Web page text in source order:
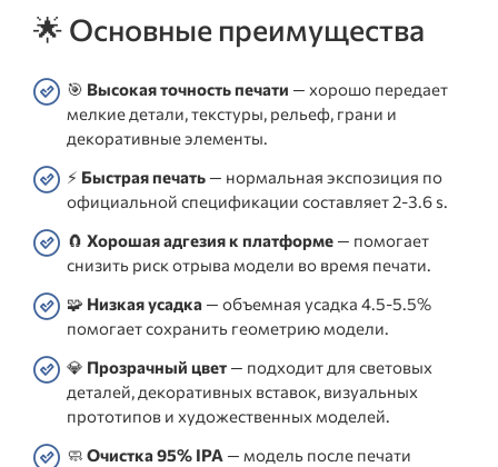
🌟 Основные преимущества
🎯 Высокая точность печати — хорошо передает
мелкие детали, текстуры, рельеф, грани и
декоративные элементы.
⚡ Быстрая печать — нормальная экспозиция по
официальной спецификации составляет 2-3.6 s.
🧲 Хорошая адгезия к платформе — помогает
снизить риск отрыва модели во время печати.
🧩 Низкая усадка — объемная усадка 4.5-5.5%
помогает сохранить геометрию модели.
💎 Прозрачный цвет — подходит для световых
деталей, декоративных вставок, визуальных
прототипов и художественных моделей.
🧼 Очистка 95% IPA — модель после печати